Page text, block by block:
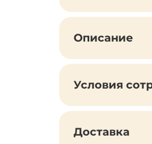
Описание
Условия
Доставка